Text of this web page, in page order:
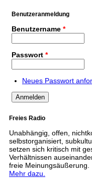
Benutzeranmeldung
Benutzername *
Passwort *
Neues Passwort
Freies Radio
Unabhängig, offen,
selbstorganisiert,
setzen sich kritisch mit
Verhältnissen
freie Meinungsäußerung.
Mehr dazu.